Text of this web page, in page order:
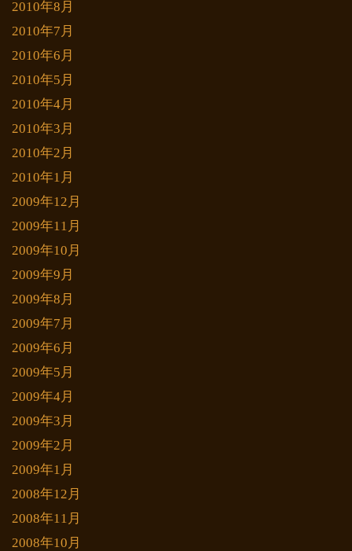
2010年8月
2010年7月
2010年6月
2010年5月
2010年4月
2010年3月
2010年2月
2010年1月
2009年12月
2009年11月
2009年10月
2009年9月
2009年8月
2009年7月
2009年6月
2009年5月
2009年4月
2009年3月
2009年2月
2009年1月
2008年12月
2008年11月
2008年10月